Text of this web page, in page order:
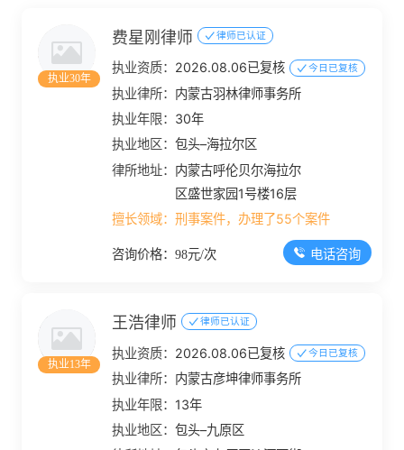
执业30年
费星刚律师 律师已认证
执业资质： 2026.08.06已复核 今日已复核
执业律所： 内蒙古羽林律师事务所
执业年限： 30年
执业地区：包头–海拉尔区
律所地址： 内蒙古呼伦贝尔海拉尔
区盛世家园1号楼16层
擅长领域：刑事案件，办理了55个案件
咨询价格：98元/次 电话咨询
执业13年
王浩律师 律师已认证
执业资质： 2026.08.06已复核 今日已复核
执业律所： 内蒙古彦坤律师事务所
执业年限： 13年
执业地区：包头–九原区